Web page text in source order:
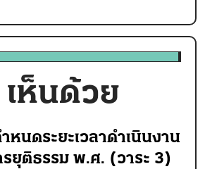
เห็นด้วย
หนดระยะเวลาดำเนินงาน
รยุติธรรม พ.ศ. (วาระ 3)